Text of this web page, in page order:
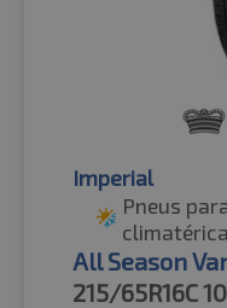
Imperial
Pneus
All Season
215/65R16C